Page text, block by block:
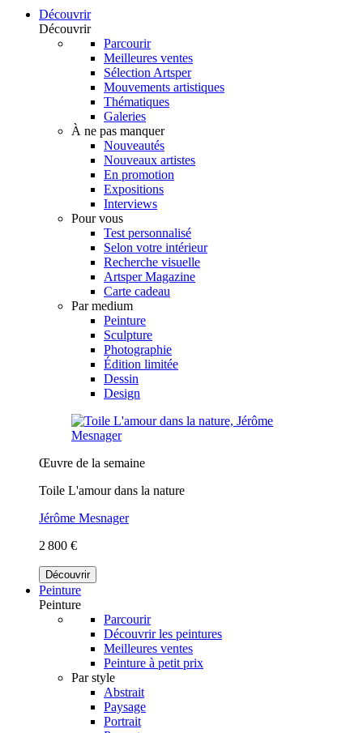
Découvrir
Découvrir
Parcourir
Meilleures ventes
Sélection Artsper
Mouvements artistiques
Thématiques
Galeries
À ne pas manquer
Nouveautés
Nouveaux artistes
En promotion
Expositions
Interviews
Pour vous
Test personnalisé
Selon votre intérieur
Recherche visuelle
Artsper Magazine
Carte cadeau
Par medium
Peinture
Sculpture
Photographie
Édition limitée
Dessin
Design
Œuvre de la semaine
Toile L'amour dans la nature
Jérôme Mesnager
2 800 €
Découvrir
Peinture
Peinture
Parcourir
Découvrir les peintures
Meilleures ventes
Peinture à petit prix
Par style
Abstrait
Paysage
Portrait